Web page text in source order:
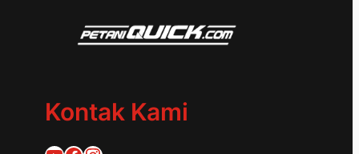
Kontak Kami